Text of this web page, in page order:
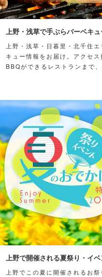
上野・浅草で手ぶらバーベキ
上野・浅草・日暮里・北千住
キュー情報をお届け。アクセ
BBQができるレストランまで
上野で開催される夏祭り・イ
上野でこの夏に開催されるお